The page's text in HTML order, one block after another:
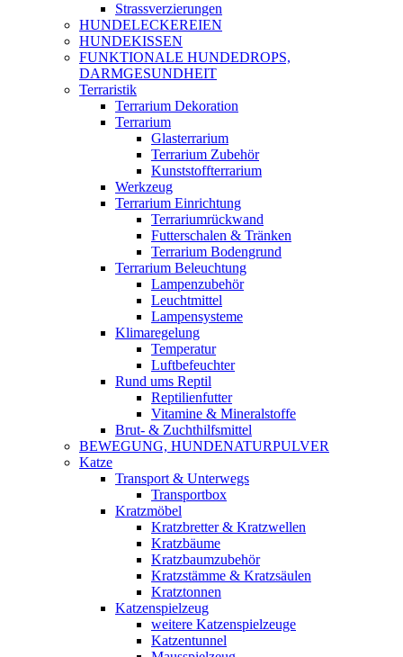
Strassverzierungen
HUNDELECKEREIEN
HUNDEKISSEN
FUNKTIONALE HUNDEDROPS,
DARMGESUNDHEIT
Terraristik
Terrarium Dekoration
Terrarium
Glasterrarium
Terrarium Zubehör
Kunststoffterrarium
Werkzeug
Terrarium Einrichtung
Terrariumrückwand
Futterschalen & Tränken
Terrarium Bodengrund
Terrarium Beleuchtung
Lampenzubehör
Leuchtmittel
Lampensysteme
Klimaregelung
Temperatur
Luftbefeuchter
Rund ums Reptil
Reptilienfutter
Vitamine & Mineralstoffe
Brut- & Zuchthilfsmittel
BEWEGUNG, HUNDENATURPULVER
Katze
Transport & Unterwegs
Transportbox
Kratzmöbel
Kratzbretter & Kratzwellen
Kratzbäume
Kratzbaumzubehör
Kratzstämme & Kratzsäulen
Kratztonnen
Katzenspielzeug
weitere Katzenspielzeuge
Katzentunnel